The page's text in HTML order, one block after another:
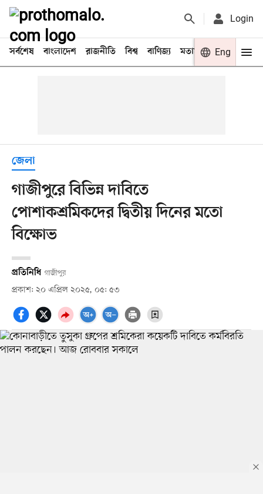
Login
সর্বশেষ বাংলাদেশ রাজনীতি বিশ্ব বাণিজ্য মতামত খেলা
Eng
জেলা
গাজীপুরে বিভিন্ন দাবিতে
পোশাকশ্রমিকদের দ্বিতীয় দিনের মতো
বিক্ষোভ
প্রতিনিধি গাজীপুর
প্রকাশ: ২০ এপ্রিল ২০২৫, ০৫: ৫৩